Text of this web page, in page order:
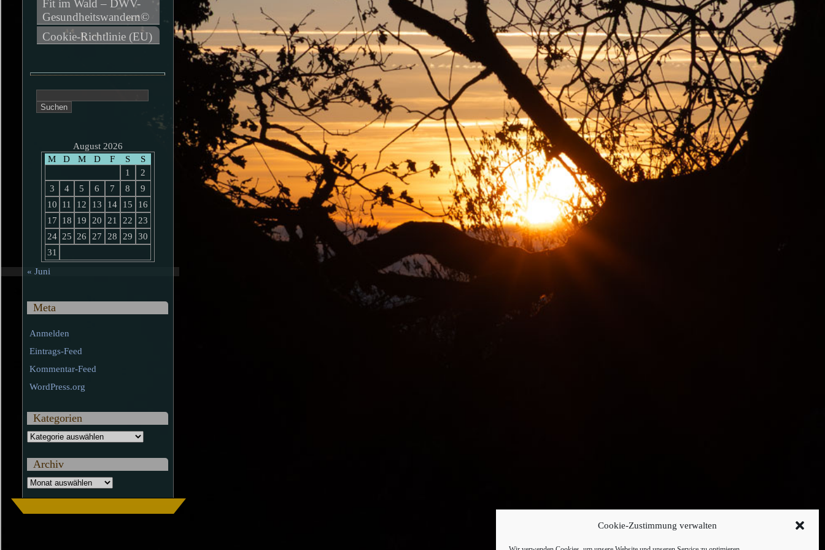
Cookie-Zustimmung verwalten
Fit im Wald – DWV-
Gesundheitswandern©
Cookie-Richtlinie (EU)
nach:
August 2026
M
D M D F S
S
1
2
3
4 5 6 7 8
9
10
11 12 13 14 15
16
17
18 19 20 21 22
23
24 25 26 27 28 29
30
31
« Juni
Meta
Anmelden
Eintrags-Feed
Kommentar-Feed
WordPress.org
Kategorien
Kategorien
Archiv
Archiv